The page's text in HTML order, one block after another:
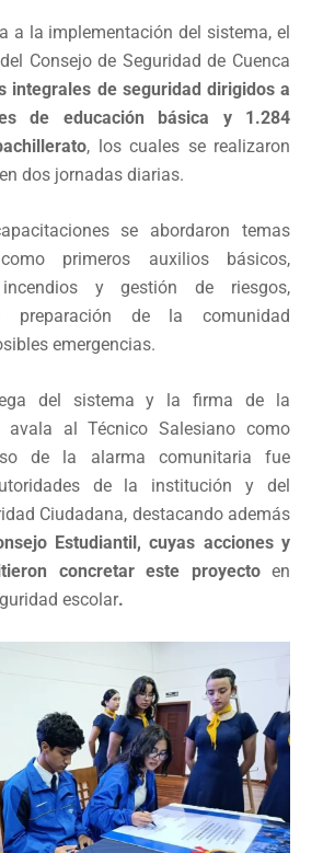
a la implementación del sistema, el
Consejo de Seguridad de Cuenca
integrales de seguridad dirigidos a
de educación básica y 1.284
, los cuales se realizaron
dos jornadas diarias.
se abordaron temas
primeros auxilios básicos,
y gestión de riesgos,
preparación de la comunidad
emergencias.
del sistema y la firma de la
avala al Técnico Salesiano como
de la alarma comunitaria fue
de la institución y del
Ciudadana, destacando además
Estudiantil, cuyas acciones y
concretar este proyectoen
escolar.